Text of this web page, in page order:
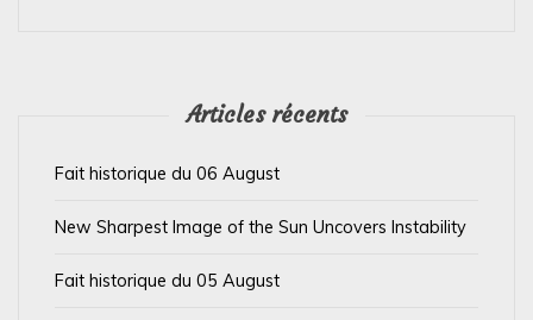
Articles récents
Fait historique du 06 August
New Sharpest Image of the Sun Uncovers Instability
Fait historique du 05 August